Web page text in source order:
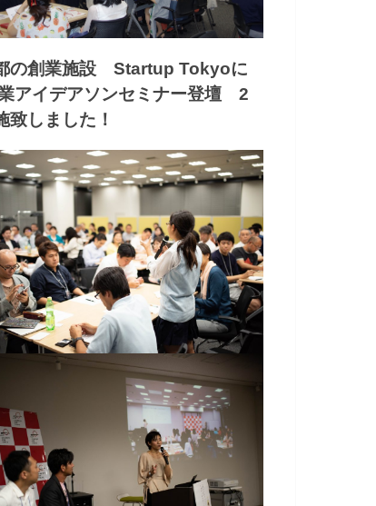
の創業施設 Startup Tokyoに
アイデアソンセミナー登壇 2
致しました！